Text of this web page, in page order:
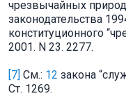
чрезвычайных
законодательства
конституционного
2001. N 23. 2277.
[7] См.: 12 закона
Ст. 1269.